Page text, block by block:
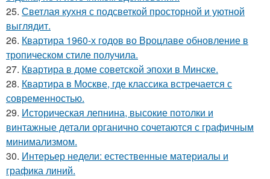
25. Светлая кухня с подсветкой просторной и уютной
выглядит.
26. Квартира 1960-х годов во Вроцлаве обновление в
тропическом стиле получила.
27. Квартира в доме советской эпохи в Минске.
28. Квартира в Москве, где классика встречается с
современностью.
29. Историческая лепнина, высокие потолки и
винтажные детали органично сочетаются с графичным
минимализмом.
30. Интерьер недели: естественные материалы и
графика линий.